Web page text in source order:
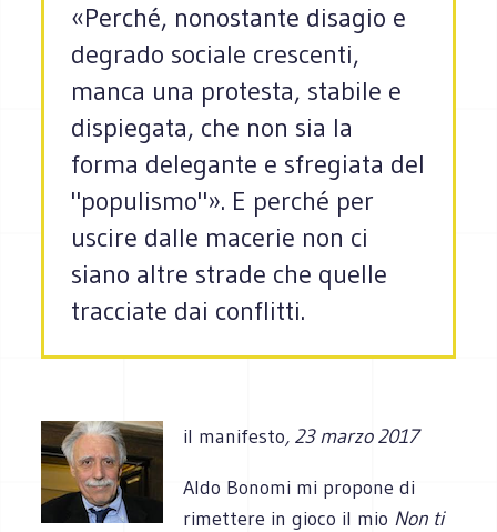
«Perché, nonostante disagio e
degrado sociale crescenti,
manca una protesta, stabile e
dispiegata, che non sia la
forma delegante e sfregiata del
"populismo"». E perché per
uscire dalle macerie non ci
siano altre strade che quelle
tracciate dai conflitti.
il manifesto, 23 marzo 2017
Aldo Bonomi mi propone di
rimettere in gioco il mio Non ti